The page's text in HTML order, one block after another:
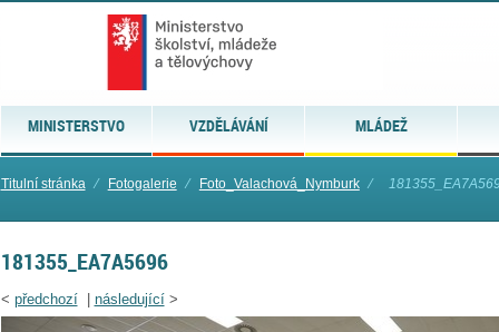
MINISTERSTVO VZDĚLÁVÁNÍ MLÁDEŽ
Titulní stránka ⁄ Fotogalerie ⁄ Foto_Valachová_Nymburk ⁄
181355_EA7A5696
< předchozí| následující>